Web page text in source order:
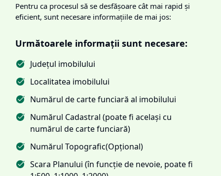
Pentru ca procesul să se desfășoare cât mai rapid și
eficient, sunt necesare informațiile de mai jos:
Următoarele informații sunt necesare:
Județul imobilului
Localitatea imobilului
Numărul de carte funciară al imobilului
Numărul Cadastral (poate fi același cu
numărul de carte funciară)
Numărul Topografic(Opțional)
Scara Planului (în funcție de nevoie, poate fi